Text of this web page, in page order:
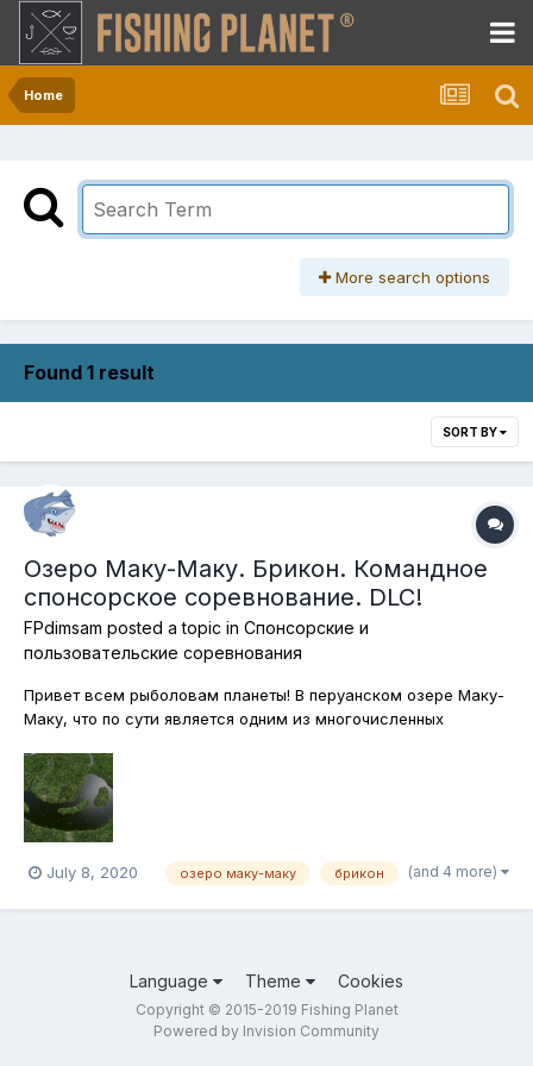
Home
More search options
Found 1 result
SORT BY
Озеро Маку-Маку. Брикон. Командное
спонсорское соревнование. DLC!
FPdimsam posted a topic in Спонсорские и
пользовательские соревнования
Привет всем рыболовам планеты! В перуанском озере Маку-
Маку, что по сути является одним из многочисленных
Поймать её можно возле участков водной растительности,
которыми богато вышеупомянутое озеро. Вот сегодня мы и
будем командно охотиться...
July 8, 2020 озеро маку-маку брикон (and 4 more)
Language Theme Cookies
Copyright © 2015-2019 Fishing Planet
Powered by Invision Community